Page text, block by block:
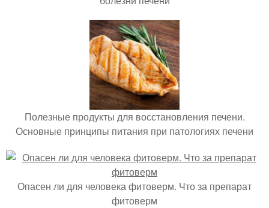
Полезные продукты для восстановления печени.
Основные принципы питания при патологиях печени
Опасен ли для человека фитоверм. Что за препарат
фитоверм